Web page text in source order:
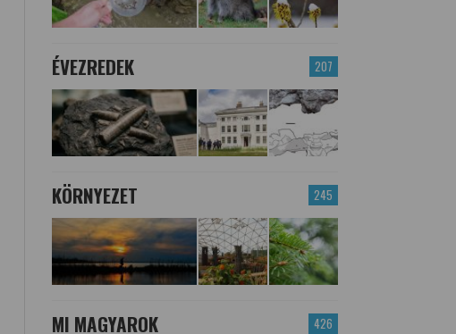
207
ÉVEZREDEK
245
KÖRNYEZET
426
MI MAGYAROK